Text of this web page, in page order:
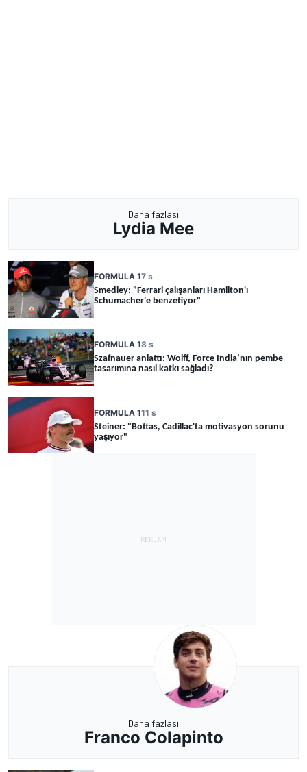
Daha fazlası
Lydia Mee
FORMULA 17 s
Smedley: "Ferrari çalışanları Hamilton'ı
Schumacher'e benzetiyor"
FORMULA 18 s
Szafnauer anlattı: Wolff, Force India’nın pembe
tasarımına nasıl katkı sağladı?
FORMULA 111 s
Steiner: "Bottas, Cadillac'ta motivasyon sorunu
yaşıyor"
Daha fazlası
Franco Colapinto